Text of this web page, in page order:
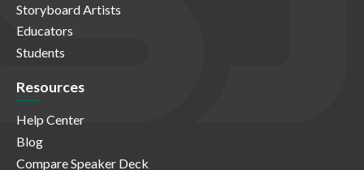
Storyboard Artists
Educators
Students
Resources
Help Center
Blog
Compare Speaker Deck